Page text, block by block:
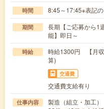
時間 8:45～17:45※表記の
期間
長期【ご応募から1
能】即日～
時給
時給1300円 【月
算)
交通費
交通費支給有り
仕事内容
製造（組立・加工）